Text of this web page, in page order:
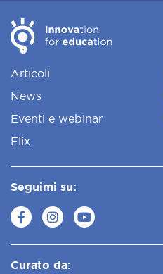
Articoli
News
Eventi e webinar
Flix
Seguimi su:
Curato da: